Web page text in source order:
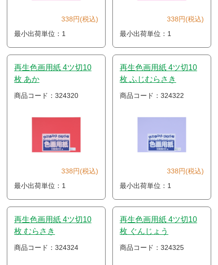
338円(税込)
最小出荷単位：1
338円(税込)
最小出荷単位：1
再生色画用紙 4ツ切10
枚 あか
商品コード：324320
338円(税込)
最小出荷単位：1
再生色画用紙 4ツ切10
枚 ふじむらさき
商品コード：324322
338円(税込)
最小出荷単位：1
再生色画用紙 4ツ切10
枚 むらさき
商品コード：324324
再生色画用紙 4ツ切10
枚 ぐんじょう
商品コード：324325